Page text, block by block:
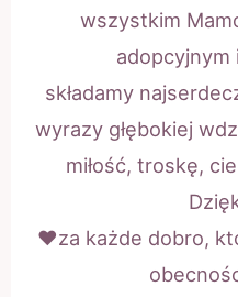
wszystkim
adopcyjnym
składamy
wyrazy głębokiej
miłość, troskę,
❤️za każde dobro,